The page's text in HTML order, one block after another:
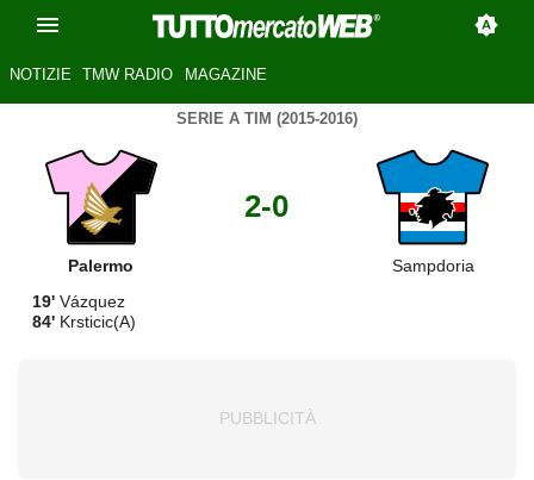
NOTIZIE TMW RADIO MAGAZINE
SERIE A TIM (2015-2016)
Palermo
2-0
Sampdoria
19' Vázquez
84' Krsticic(A)